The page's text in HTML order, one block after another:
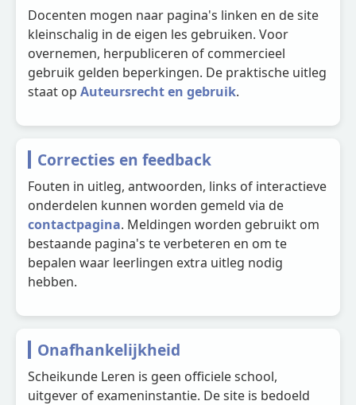
Docenten mogen naar pagina's linken en de site
kleinschalig in de eigen les gebruiken. Voor
overnemen, herpubliceren of commercieel
gebruik gelden beperkingen. De praktische uitleg
staat op Auteursrecht en gebruik.
Correcties en feedback
Fouten in uitleg, antwoorden, links of interactieve
onderdelen kunnen worden gemeld via de
contactpagina. Meldingen worden gebruikt om
bestaande pagina's te verbeteren en om te
bepalen waar leerlingen extra uitleg nodig
hebben.
Onafhankelijkheid
Scheikunde Leren is geen officiele school,
uitgever of exameninstantie. De site is bedoeld